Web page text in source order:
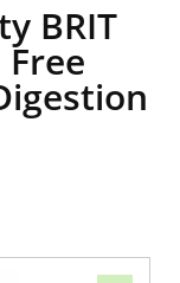
BRIT
Free